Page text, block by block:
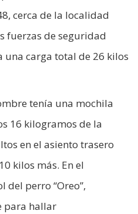
cerca de la localidad
fuerzas de seguridad
carga total de 26 kilos
tenía una mochila
16 kilogramos de la
en el asiento trasero
kilos más. En el
del perro “Oreo”,
para hallar